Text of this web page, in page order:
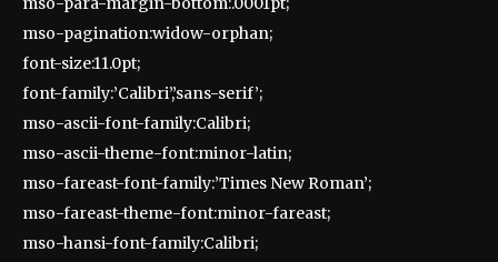
mso-pagination:widow-orphan;
font-size:11.0pt;
font-family:’Calibri’,’sans-serif’;
mso-ascii-font-family:Calibri;
mso-ascii-theme-font:minor-latin;
mso-fareast-font-family:’Times New Roman’;
mso-fareast-theme-font:minor-fareast;
mso-hansi-font-family:Calibri;